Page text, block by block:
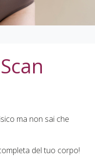
ma non sai che
del tuo corpo!